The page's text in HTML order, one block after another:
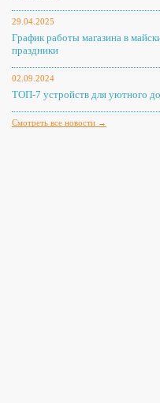
29.04.2025
График работы магазина в
праздники
02.09.2024
ТОП-7 устройств для уютного
Смотреть все новости →